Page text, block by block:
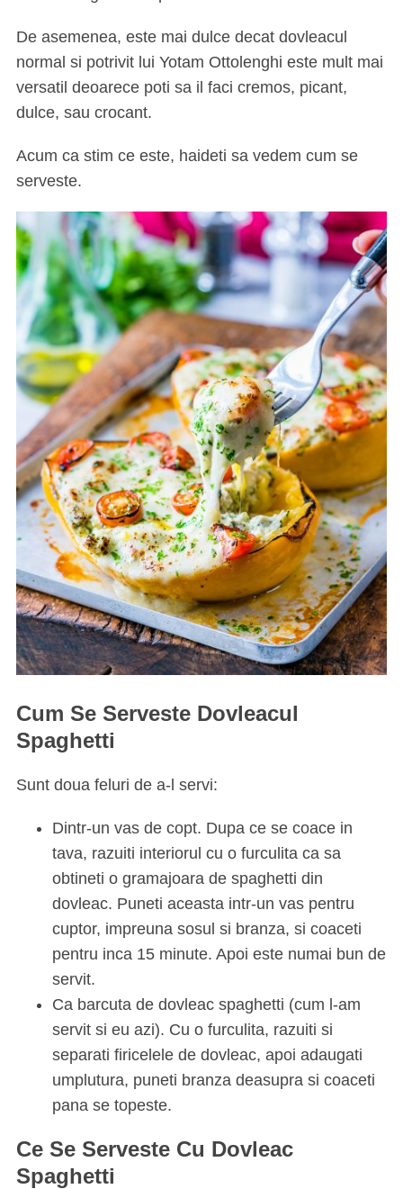
De asemenea, este mai dulce decat dovleacul
normal si potrivit lui Yotam Ottolenghi este mult mai
versatil deoarece poti sa il faci cremos, picant,
dulce, sau crocant.
Acum ca stim ce este, haideti sa vedem cum se
serveste.
Cum Se Serveste Dovleacul
Spaghetti
Sunt doua feluri de a-l servi:
Dintr-un vas de copt. Dupa ce se coace in
tava, razuiti interiorul cu o furculita ca sa
obtineti o gramajoara de spaghetti din
dovleac. Puneti aceasta intr-un vas pentru
cuptor, impreuna sosul si branza, si coaceti
pentru inca 15 minute. Apoi este numai bun de
servit.
Ca barcuta de dovleac spaghetti (cum l-am
servit si eu azi). Cu o furculita, razuiti si
separati firicelele de dovleac, apoi adaugati
umplutura, puneti branza deasupra si coaceti
pana se topeste.
Ce Se Serveste Cu Dovleac
Spaghetti